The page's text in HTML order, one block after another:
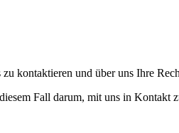
kontaktieren und über uns Ihre
Fall darum, mit uns in Kontakt